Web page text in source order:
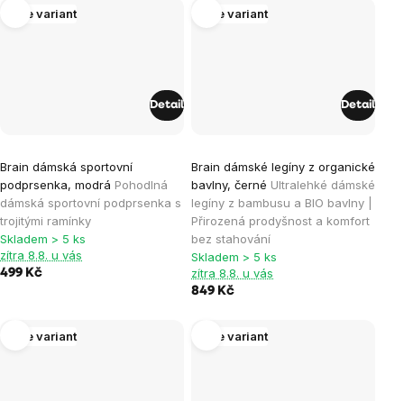
Více variant
Brain dámská sportovní
podprsenka, modrá Pohodlná
dámská sportovní podprsenka s
trojitými ramínky
Skladem > 5 ks
zítra 8.8. u vás
499 Kč
Detail
Více variant
Brain dámské legíny z organické
bavlny, černé Ultralehké dámské
legíny z bambusu a BIO bavlny |
Přirozená prodyšnost a komfort
bez stahování
hodnocení
produktu
je
5,0
z
5
Skladem > 5 ks
zítra 8.8. u vás
849 Kč
Detail
Více variant Více variant